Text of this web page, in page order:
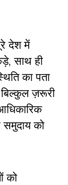
देश में
साथ ही
का पता
ज़रूरी
को
को